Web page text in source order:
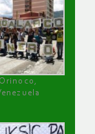
Orinoco,